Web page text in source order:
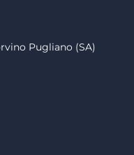
Pugliano (SA)